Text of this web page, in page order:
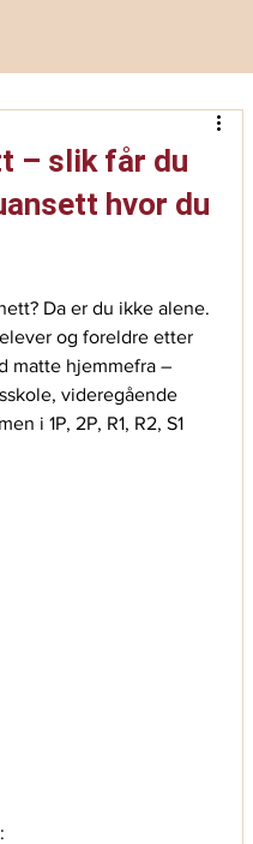
– slik får du
hvor du
Da er du ikke alene.
og foreldre etter
matte hjemmefra –
videregående
i 1P, 2P, R1, R2, S1